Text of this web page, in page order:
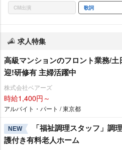
CM出演 歌詞
求人特集
⾼級マンションのフロント業務/
迎!研修有 主婦活躍中
株式会社ベアーズ
時給1,400円～
アルバイト・パート / 東京都
NEW
「福祉調理スタッフ」調
護付き有料老人ホーム